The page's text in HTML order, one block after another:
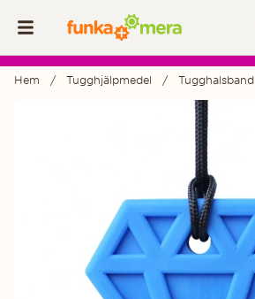
Hem Tugghjälpmedel Tugghalsband